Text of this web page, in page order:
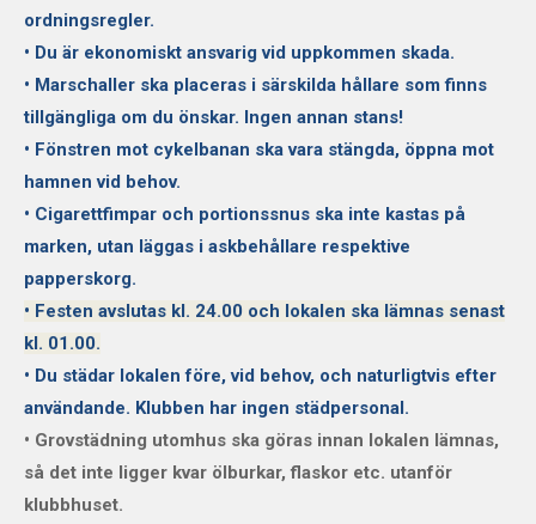
ordningsregler.
• Du är ekonomiskt ansvarig vid uppkommen skada.
• Marschaller ska placeras i särskilda hållare som finns
tillgängliga om du önskar. Ingen annan stans!
• Fönstren mot cykelbanan ska vara stängda, öppna mot
hamnen vid behov.
• Cigarettfimpar och portionssnus ska inte kastas på
marken, utan läggas i askbehållare respektive
papperskorg.
• Festen avslutas kl. 24.00 och lokalen ska lämnas senast
kl. 01.00.
• Du städar lokalen före, vid behov, och naturligtvis efter
användande. Klubben har ingen städpersonal.
• Grovstädning utomhus ska göras innan lokalen lämnas,
så det inte ligger kvar ölburkar, flaskor etc. utanför
klubbhuset.